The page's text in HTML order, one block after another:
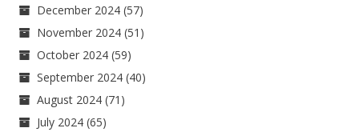
December 2024 (57)
November 2024 (51)
October 2024 (59)
September 2024 (40)
August 2024 (71)
July 2024 (65)